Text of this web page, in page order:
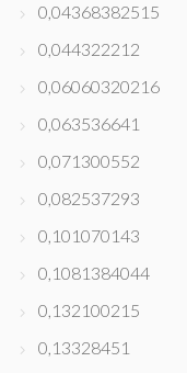
0,04368382515
0,044322212
0,06060320216
0,063536641
0,071300552
0,082537293
0,101070143
0,1081384044
0,132100215
0,13328451